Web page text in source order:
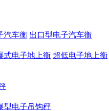
汽车衡 出口型电子汽车衡
式电子地上衡 超低电子地上衡
型电子吊钩秤